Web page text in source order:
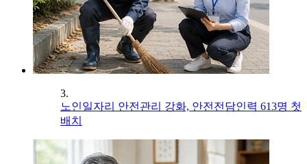
3.
노인일자리 안전관리 강화, 안전전담인력 613명 첫
배치